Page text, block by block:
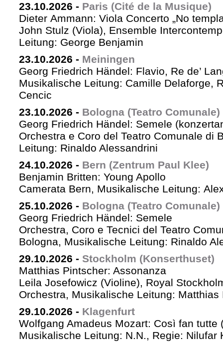
23.10.2026 - Paris (Cité de la Musique)
Dieter Ammann: Viola Concerto „No
John Stulz (Viola), Ensemble
Leitung: George Benjamin
23.10.2026 - Meiningen
Georg Friedrich Händel: Flavio, Re de’
Musikalische Leitung: Camille Delaforge,
Cencic
23.10.2026 - Bologna (Teatro Comunale)
Georg Friedrich Händel: Semele
Orchestra e Coro del Teatro Comunale di
Leitung: Rinaldo Alessandrini
24.10.2026 - Bern (Zentrum Paul Klee)
Benjamin Britten: Young Apollo
Camerata Bern, Musikalische Leitung:
25.10.2026 - Bologna (Teatro Comunale)
Georg Friedrich Händel: Semele
Orchestra, Coro e Tecnici del Teatro
Bologna, Musikalische Leitung: Rinaldo
29.10.2026 - Stockholm (Konserthuset)
Matthias Pintscher: Assonanza
Leila Josefowicz (Violine), Royal
Orchestra, Musikalische Leitung: Matthias
29.10.2026 - Klagenfurt
Wolfgang Amadeus Mozart: Così fan tutte
Musikalische Leitung: N.N., Regie: Nilufar